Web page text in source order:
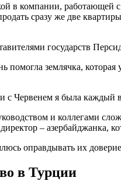
в компании,
сразу же две
государств
помогла землячка,
с Червенем я была каждый
и коллегами
– азербайджанка,
оправдывать их
в Турции